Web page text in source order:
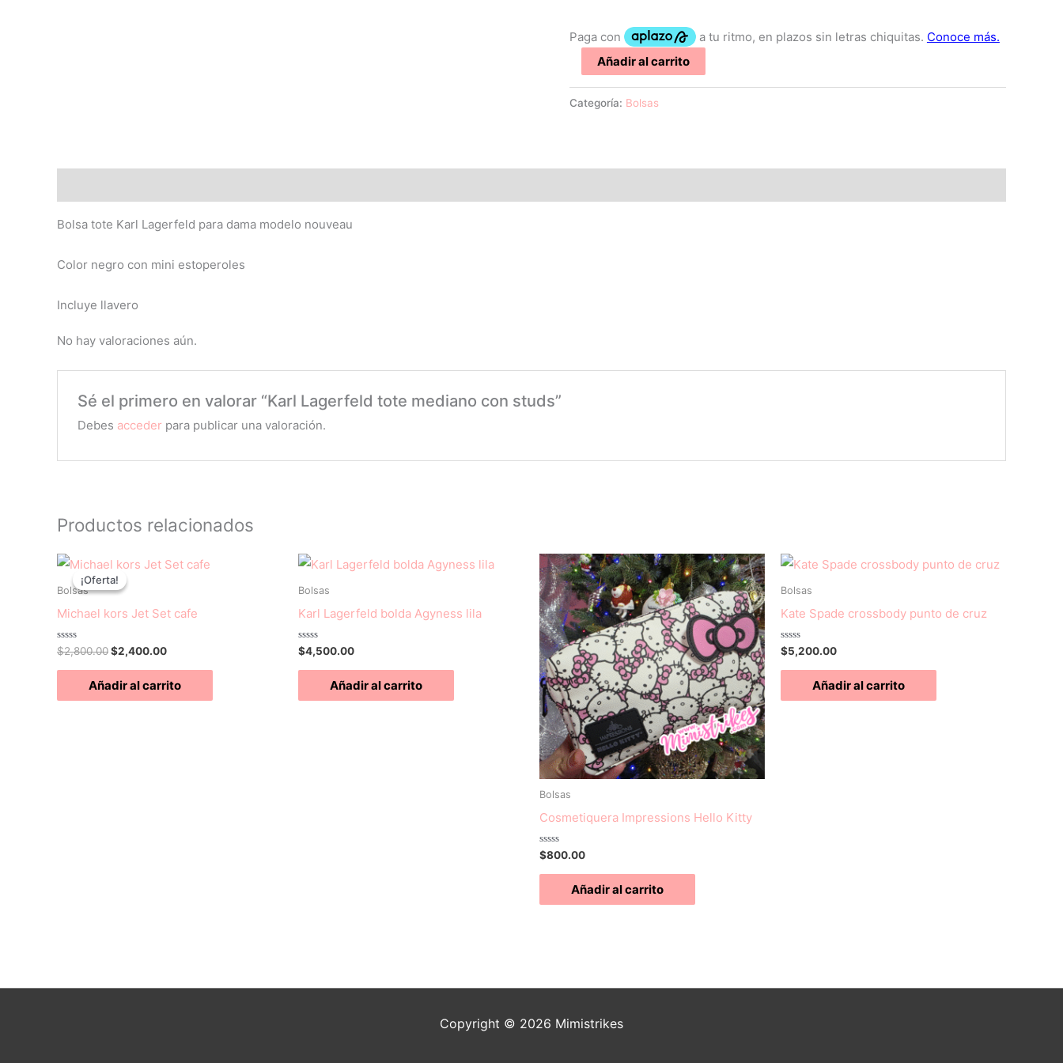
Añadir al carrito
Categoría: Bolsas
Bolsa tote Karl Lagerfeld para dama modelo nouveau
Color negro con mini estoperoles
Incluye llavero
No hay valoraciones aún.
Sé el primero en valorar “Karl Lagerfeld tote mediano con studs”
Debes acceder para publicar una valoración.
Productos relacionados
¡Oferta!
¡Oferta!
Bolsas
Michael kors Jet Set cafe
Valorado
con
0
$2,800.00
El
precio
original
$2,800.00.
$2,400.00
El
precio
$2,400.00.
Añadir al carrito
Bolsas
Karl Lagerfeld bolda Agyness lila
Valorado
con
0
$4,500.00
Añadir al carrito
Bolsas
Cosmetiquera Impressions Hello Kitty
Valorado
con
0
$800.00
Añadir al carrito
Bolsas
Kate Spade crossbody punto de cruz
Valorado
con
0
$5,200.00
Añadir al carrito
Copyright © 2026 Mimistrikes